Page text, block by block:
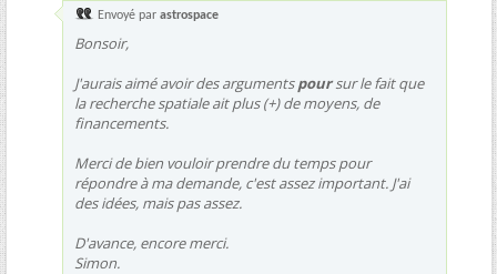
Envoyé par astrospace
Bonsoir,
J'aurais aimé avoir des argumentspoursur le fait que
la recherche spatiale ait plus (+) de moyens, de
financements.
Merci de bien vouloir prendre du temps pour
répondre à ma demande, c'est assez important. J'ai
des idées, mais pas assez.
D'avance, encore merci.
Simon.